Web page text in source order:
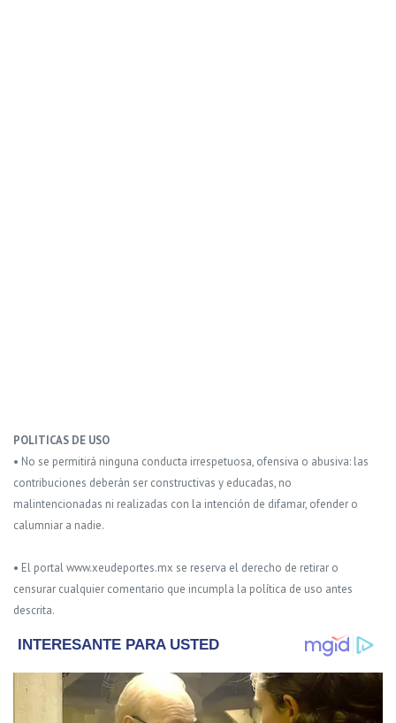
POLITICAS DE USO
• No se permitirá ninguna conducta irrespetuosa, ofensiva o abusiva: las
contribuciones deberán ser constructivas y educadas, no
malintencionadas ni realizadas con la intención de difamar, ofender o
calumniar a nadie.
• El portal www.xeudeportes.mx se reserva el derecho de retirar o
censurar cualquier comentario que incumpla la política de uso antes
descrita.